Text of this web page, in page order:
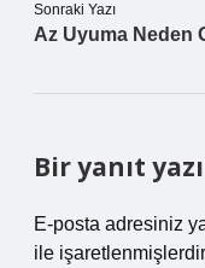
Sonraki Yazı
Az Uyuma Neden
Bir yanıt
E-posta adresiniz
ile işaretlenmişlerdir